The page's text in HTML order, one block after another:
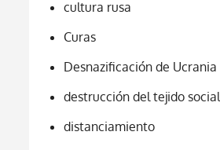
cultura rusa
Curas
Desnazificación de Ucrania
destrucción del tejido social
distanciamiento